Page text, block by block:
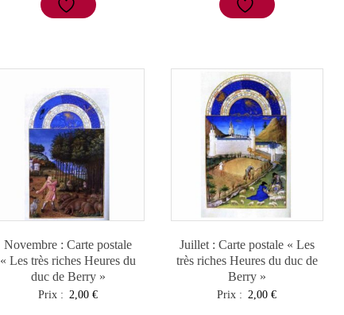
Novembre : Carte postale
« Les très riches Heures du
duc de Berry »
Prix : 2,00€
Juillet : Carte postale « Les
très riches Heures du duc de
Berry »
Prix : 2,00€